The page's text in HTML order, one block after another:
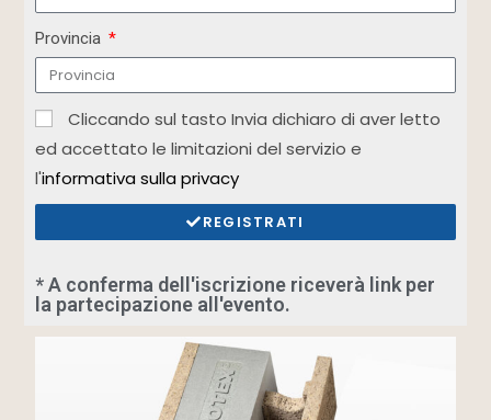
Provincia
Cliccando sul tasto Invia dichiaro di aver letto
ed accettato le limitazioni del servizio e
l'informativa sulla privacy
REGISTRATI
* A conferma dell'iscrizione riceverà link per
la partecipazione all'evento.